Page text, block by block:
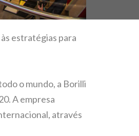
estratégias para
o mundo, a Borilli
A empresa
através